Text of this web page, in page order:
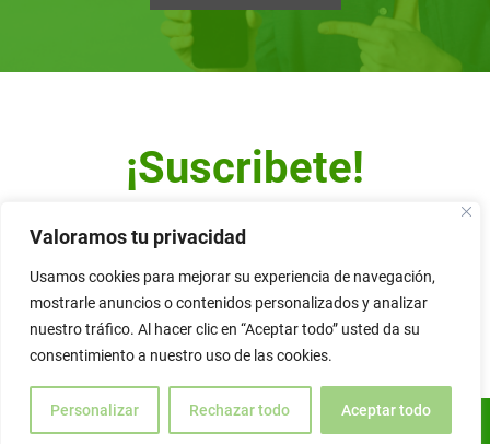
Valoramos tu privacidad
Usamos cookies para mejorar su experiencia de navegación,
mostrarle anuncios o contenidos personalizados y analizar
nuestro tráfico. Al hacer clic en “Aceptar todo” usted da su
consentimiento a nuestro uso de las cookies.
Personalizar Rechazar todo Aceptar todo
ES
¡Suscribete!
Escribe tu dirección de correo y recibe nuestro Newsletter.
Alternative: